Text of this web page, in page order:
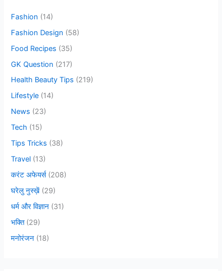
r
:
Fashion (14)
Fashion Design (58)
Food Recipes (35)
GK Question (217)
Health Beauty Tips (219)
Lifestyle (14)
News (23)
Tech (15)
Tips Tricks (38)
Travel (13)
करंट अफेयर्स(208)
घरेलु नुस्ख़ें (29)
धर्म और विज्ञान (31)
भक्ति(29)
मनोरंजन (18)